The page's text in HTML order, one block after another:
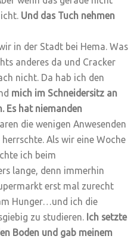
Und das Tuch nehmen
in der Stadt bei Hema. Was
anderes da und Cracker
nicht. Da hab ich den
mich im Schneidersitz an
Es hat niemanden
die wenigen Anwesenden
Als wir eine Woche
ich beim
lange, denn immerhin
erst mal zurecht
Hunger…und ich die
zu studieren. Ich setzte
Boden und gab meinem